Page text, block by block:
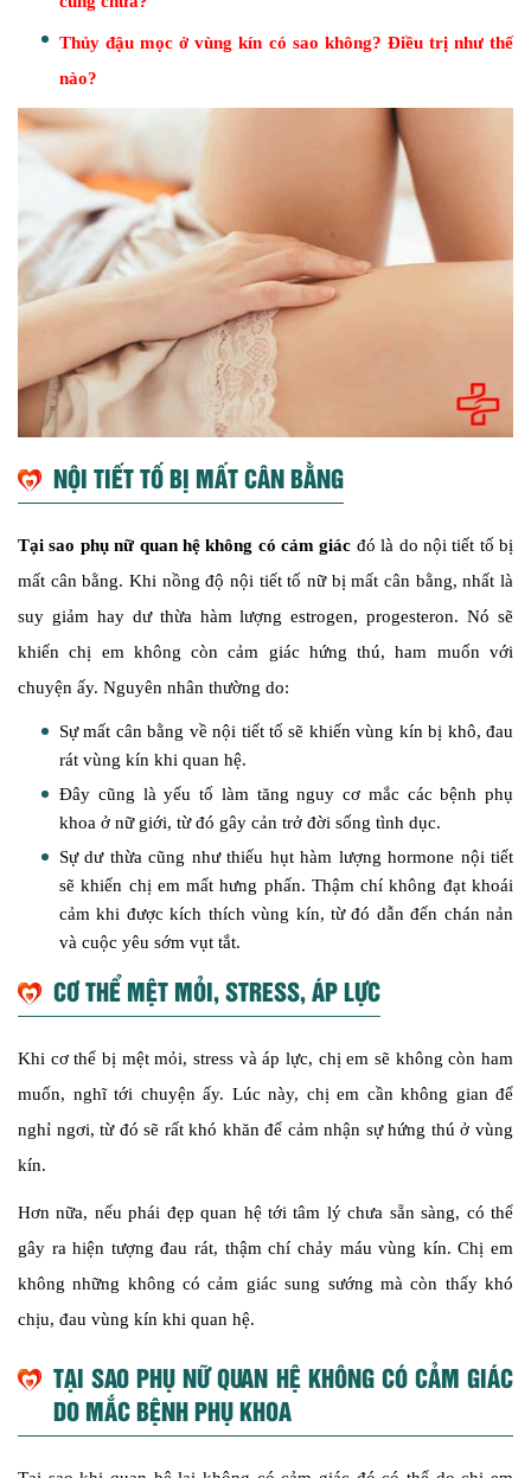
Thủy đậu mọc ở vùng kín có sao không? Điều trị như thế
nào?
NỘI TIẾT TỐ BỊ MẤT CÂN BẰNG
Tại sao phụ nữ quan hệ không có cảm giác đó là do nội tiết tố bị
mất cân bằng. Khi nồng độ nội tiết tố nữ bị mất cân bằng, nhất là
suy giảm hay dư thừa hàm lượng estrogen, progesteron. Nó sẽ
khiến chị em không còn cảm giác hứng thú, ham muốn với
chuyện ấy. Nguyên nhân thường do:
Sự mất cân bằng về nội tiết tố sẽ khiến vùng kín bị khô, đau
rát vùng kín khi quan hệ.
Đây cũng là yếu tố làm tăng nguy cơ mắc các bệnh phụ
khoa ở nữ giới, từ đó gây cản trở đời sống tình dục.
Sự dư thừa cũng như thiếu hụt hàm lượng hormone nội tiết
sẽ khiến chị em mất hưng phấn. Thậm chí không đạt khoái
cảm khi được kích thích vùng kín, từ đó dẫn đến chán nản
và cuộc yêu sớm vụt tắt.
CƠ THỂ MỆT MỎI, STRESS, ÁP LỰC
Khi cơ thể bị mệt mỏi, stress và áp lực, chị em sẽ không còn ham
muốn, nghĩ tới chuyện ấy. Lúc này, chị em cần không gian để
nghỉ ngơi, từ đó sẽ rất khó khăn để cảm nhận sự hứng thú ở vùng
kín.
Hơn nữa, nếu phái đẹp quan hệ tới tâm lý chưa sẵn sàng, có thể
gây ra hiện tượng đau rát, thậm chí chảy máu vùng kín. Chị em
không những không có cảm giác sung sướng mà còn thấy khó
chịu, đau vùng kín khi quan hệ.
TẠI SAO PHỤ NỮ QUAN HỆ KHÔNG CÓ CẢM GIÁC
DO MẮC BỆNH PHỤ KHOA